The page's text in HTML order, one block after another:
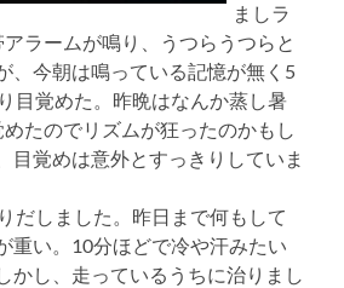
ましラ
ラームが鳴り、うつらうつらと
、今朝は鳴っている記憶が無く5
目覚めた。昨晩はなんか蒸し暑
たのでリズムが狂ったのかもし
目覚めは意外とすっきりしていま
だしました。昨日まで何もして
重い。10分ほどで冷や汗みたい
かし、走っているうちに治りまし